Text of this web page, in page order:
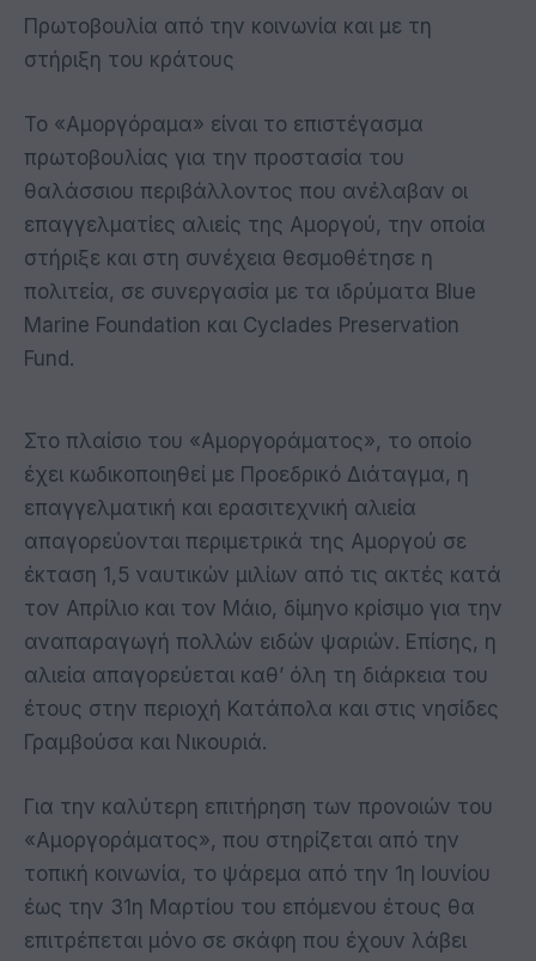
Πρωτοβουλία από την κοινωνία και με τη
στήριξη του κράτους
Το «Αμοργόραμα» είναι το επιστέγασμα
πρωτοβουλίας για την προστασία του
θαλάσσιου περιβάλλοντος που ανέλαβαν οι
επαγγελματίες αλιείς της Αμοργού, την οποία
στήριξε και στη συνέχεια θεσμοθέτησε η
πολιτεία, σε συνεργασία με τα ιδρύματα Blue
Marine Foundation και Cyclades Preservation
Fund.
Στο πλαίσιο του «Αμοργοράματος», το οποίο
έχει κωδικοποιηθεί με Προεδρικό Διάταγμα, η
επαγγελματική και ερασιτεχνική αλιεία
απαγορεύονται περιμετρικά της Αμοργού σε
έκταση 1,5 ναυτικών μιλίων από τις ακτές κατά
τον Απρίλιο και τον Μάιο, δίμηνο κρίσιμο για την
αναπαραγωγή πολλών ειδών ψαριών. Επίσης, η
αλιεία απαγορεύεται καθ’ όλη τη διάρκεια του
έτους στην περιοχή Κατάπολα και στις νησίδες
Γραμβούσα και Νικουριά.
Για την καλύτερη επιτήρηση των προνοιών του
«Αμοργοράματος», που στηρίζεται από την
τοπική κοινωνία, το ψάρεμα από την 1η Ιουνίου
έως την 31η Μαρτίου του επόμενου έτους θα
επιτρέπεται μόνο σε σκάφη που έχουν λάβει